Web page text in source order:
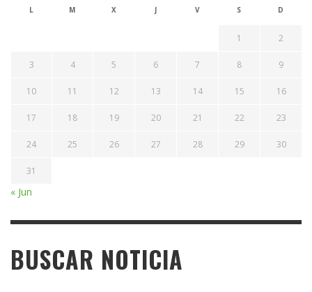
L M X J V S D
1 2
3 4 5 6 7 8 9
10 11 12 13 14 15 16
17 18 19 20 21 22 23
24 25 26 27 28 29 30
31
« Jun
BUSCAR NOTICIA